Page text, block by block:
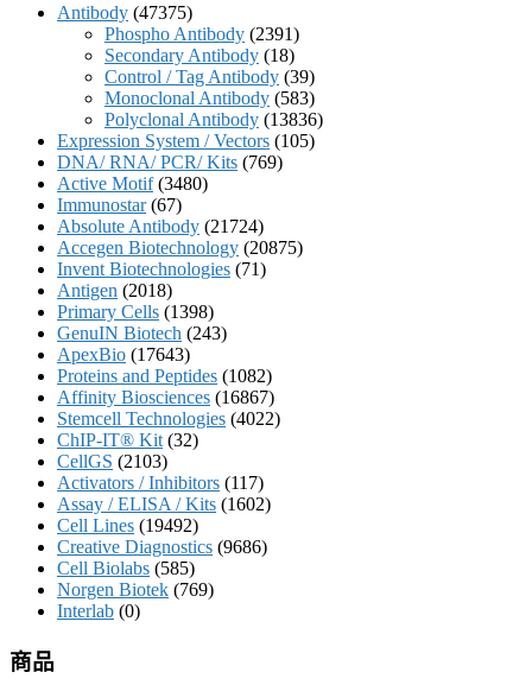
Antibody (47375)
Phospho Antibody (2391)
Secondary Antibody (18)
Control / Tag Antibody (39)
Monoclonal Antibody (583)
Polyclonal Antibody (13836)
Expression System / Vectors (105)
DNA/ RNA/ PCR/ Kits (769)
Active Motif (3480)
Immunostar (67)
Absolute Antibody (21724)
Accegen Biotechnology (20875)
Invent Biotechnologies (71)
Antigen (2018)
Primary Cells (1398)
GenuIN Biotech (243)
ApexBio (17643)
Proteins and Peptides (1082)
Affinity Biosciences (16867)
Stemcell Technologies (4022)
ChIP-IT® Kit (32)
CellGS (2103)
Activators / Inhibitors (117)
Assay / ELISA / Kits (1602)
Cell Lines (19492)
Creative Diagnostics (9686)
Cell Biolabs (585)
Norgen Biotek (769)
Interlab (0)
商品